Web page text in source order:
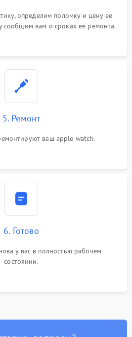
определим поломку и цену ее
сообщим вам о сроках ее ремонта.
5. Ремонт
ваш apple watch.
6. Готово
у вас в полностью рабочем
состоянии.